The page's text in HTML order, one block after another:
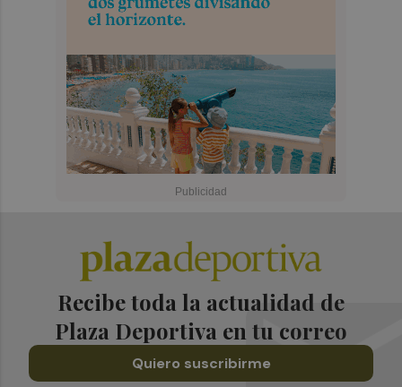
Recibe toda la actualidad de
Plaza Deportiva en tu correo
Quiero suscribirme